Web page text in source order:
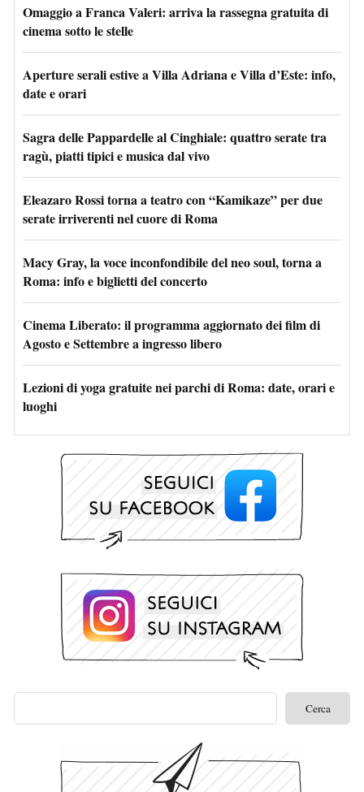
Omaggio a Franca Valeri: arriva la rassegna gratuita di
cinema sotto le stelle
Aperture serali estive a Villa Adriana e Villa d’Este: info,
date e orari
Sagra delle Pappardelle al Cinghiale: quattro serate tra
ragù, piatti tipici e musica dal vivo
Eleazaro Rossi torna a teatro con “Kamikaze” per due
serate irriverenti nel cuore di Roma
Macy Gray, la voce inconfondibile del neo soul, torna a
Roma: info e biglietti del concerto
Cinema Liberato: il programma aggiornato dei film di
Agosto e Settembre a ingresso libero
Lezioni di yoga gratuite nei parchi di Roma: date, orari e
luoghi